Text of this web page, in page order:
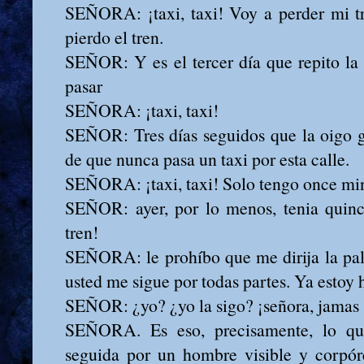
SEÑORA: ¡taxi, taxi! Voy a perder mi
pierdo el tren.
SEÑOR: Y es el tercer día que repito
pasar
SEÑORA: ¡taxi, taxi!
SEÑOR: Tres días seguidos que la oigo
de que nunca pasa un taxi por esta calle.
SEÑORA: ¡taxi, taxi! Solo tengo once
SEÑOR: ayer, por lo menos, tenia
tren!
SEÑORA: le prohíbo que me dirija la
usted me sigue por todas partes. Ya estoy
SEÑOR: ¿yo? ¿yo la sigo? ¡señora,
SEÑORA. Es eso, precisamente, lo
seguida por un hombre visible y